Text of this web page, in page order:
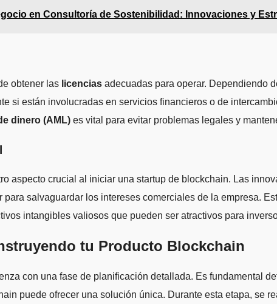
en Consultoría de Sostenibilidad: Innovaciones y
obtener las licencias adecuadas para operar. Dependiendo
si están involucradas en servicios financieros o de
dinero (AML) es vital para evitar problemas legales y
aspecto crucial al iniciar una startup de blockchain. Las
salvaguardar los intereses comerciales de la empresa.
intangibles valiosos que pueden ser atractivos para
tu Producto Blockchain
con una fase de planificación detallada. Es fundamental
puede ofrecer una solución única. Durante esta etapa, se